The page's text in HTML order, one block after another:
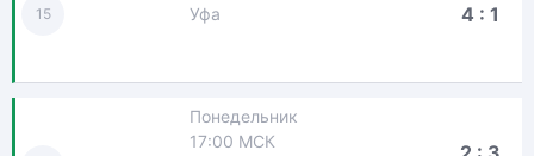
15
Уфа
4 : 1
Понедельник
17:00 МСК